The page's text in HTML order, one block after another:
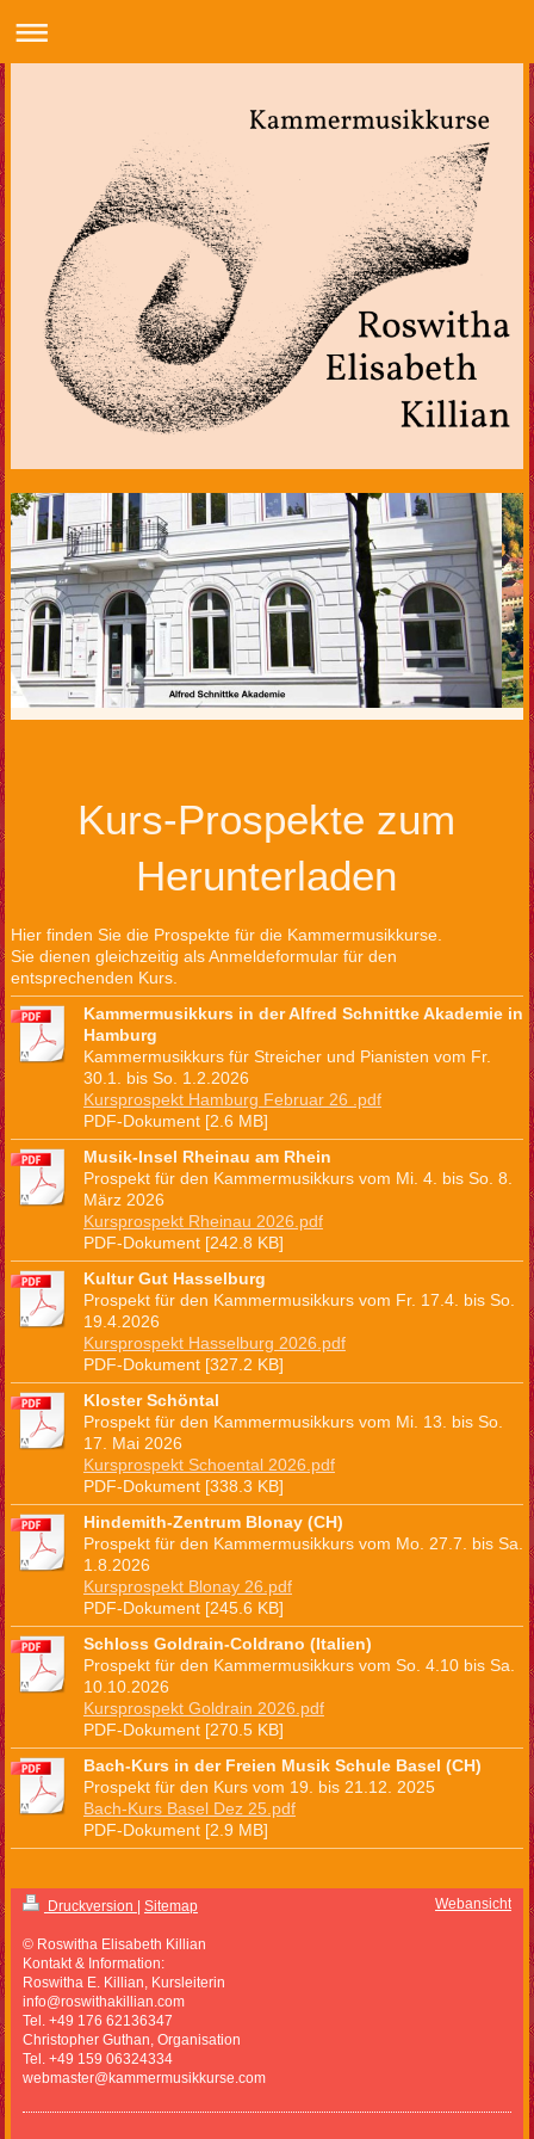
Kurs-Prospekte zum
Herunterladen
Hier finden Sie die Prospekte für die Kammermusikkurse.
Sie dienen gleichzeitig als Anmeldeformular für den
entsprechenden Kurs.
Kammermusikkurs in der Alfred Schnittke Akademie in
Hamburg
Kammermusikkurs für Streicher und Pianisten vom Fr.
30.1. bis So. 1.2.2026
Kursprospekt Hamburg Februar 26 .pdf
PDF-Dokument [2.6 MB]
Musik-Insel Rheinau am Rhein
Prospekt für den Kammermusikkurs vom Mi. 4. bis So. 8.
März 2026
Kursprospekt Rheinau 2026.pdf
PDF-Dokument [242.8 KB]
Kultur Gut Hasselburg
Prospekt für den Kammermusikkurs vom Fr. 17.4. bis So.
19.4.2026
Kursprospekt Hasselburg 2026.pdf
PDF-Dokument [327.2 KB]
Kloster Schöntal
Prospekt für den Kammermusikkurs vom Mi. 13. bis So.
17. Mai 2026
Kursprospekt Schoental 2026.pdf
PDF-Dokument [338.3 KB]
Hindemith-Zentrum Blonay (CH)
Prospekt für den Kammermusikkurs vom Mo. 27.7. bis Sa.
1.8.2026
Kursprospekt Blonay 26.pdf
PDF-Dokument [245.6 KB]
Schloss Goldrain-Coldrano (Italien)
Prospekt für den Kammermusikkurs vom So. 4.10 bis Sa.
10.10.2026
Kursprospekt Goldrain 2026.pdf
PDF-Dokument [270.5 KB]
Bach-Kurs in der Freien Musik Schule Basel (CH)
Prospekt für den Kurs vom 19. bis 21.12. 2025
Bach-Kurs Basel Dez 25.pdf
PDF-Dokument [2.9 MB]
Druckversion Sitemap
© Roswitha Elisabeth Killian
Kontakt & Information:
Roswitha E. Killian, Kursleiterin
info@roswithakillian.com
Tel. +49 176 62136347
Christopher Guthan, Organisation
Tel. +49 159 06324334
webmaster@kammermusikkurse.com
Webansicht